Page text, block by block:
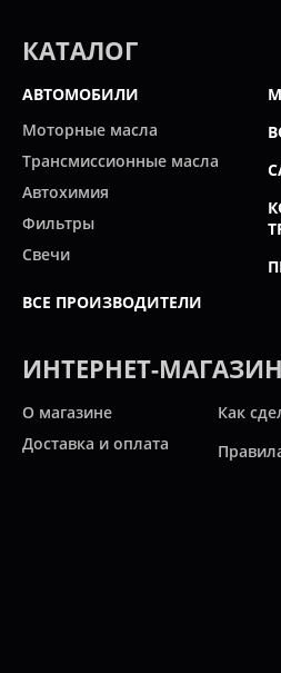
КАТАЛОГ
АВТОМОБИЛИ
Моторные масла
Трансмиссионные масла
Автохимия
Фильтры
Свечи
ВСЕ ПРОИЗВОДИТЕЛИ
ИНТЕРНЕТ-МАГАЗИН
О магазине
Доставка и оплата
Как